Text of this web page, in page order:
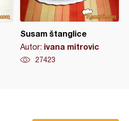
Susam štanglice
Autor: ivana mitrovic
27423